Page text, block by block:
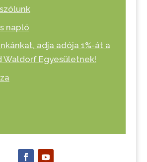
napló
adja adója 1%-át a
Waldorf Egyesületnek!